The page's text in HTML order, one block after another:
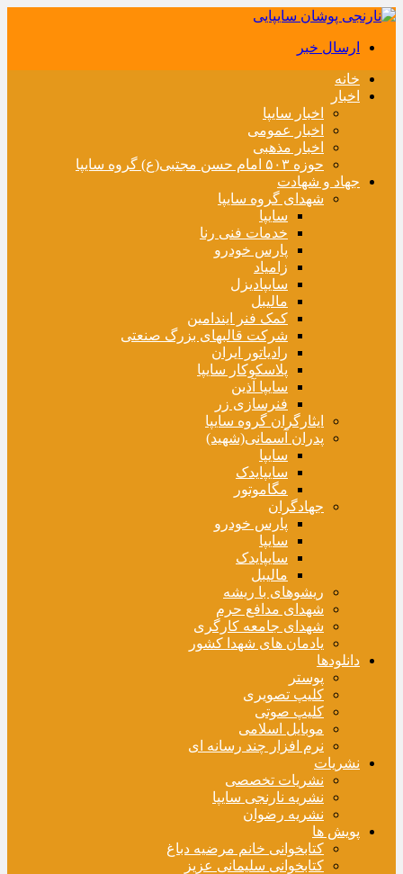
ارسال خبر
خانه
اخبار
اخبار سایپا
اخبار عمومی
اخبار مذهبی
حوزه ۵۰۳ امام حسن مجتبی(ع) گروه سایپا
جهاد و شهادت
شهدای گروه سایپا
سایپا
خدمات فنی رنا
پارس خودرو
زامیاد
سایپادیزل
مالیبل
کمک فنر ایندامین
شرکت قالبهای بزرگ صنعتی
رادیاتور ایران
پلاسکوکار سایپا
سایپا آذین
فنرسازی زر
ایثارگران گروه سایپا
پدران آسمانی(شهید)
سایپا
سایپایدک
مگاموتور
جهادگران
پارس خودرو
سایپا
سایپایدک
مالیبل
ریشوهای با ریشه
شهدای مدافع حرم
شهدای جامعه کارگری
یادمان های شهدا کشور
دانلودها
پوستر
کلیپ تصویری
کلیپ صوتی
موبایل اسلامی
نرم افزار چند رسانه ای
نشریات
نشریات تخصصی
نشریه نارنجی سایپا
نشریه رضوان
پویش ها
کتابخوانی خانم مرضیه دباغ
کتابخوانی سلیمانی عزیز